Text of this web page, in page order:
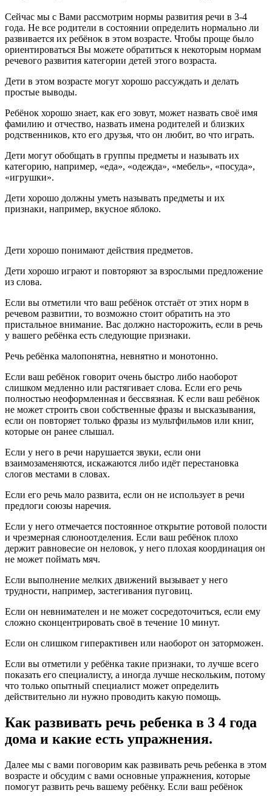
Сейчас мы с Вами рассмотрим нормы развития речи в 3-4
года. Не все родители в состоянии определить нормально ли
развивается их ребёнок в этом возрасте. Чтобы проще было
ориентироваться Вы можете обратиться к некоторым нормам
речевого развития категории детей этого возраста.
Дети в этом возрасте могут хорошо рассуждать и делать
простые выводы.
Ребёнок хорошо знает, как его зовут, может назвать своё имя
фамилию и отчество, назвать имена родителей и близких
родственников, кто его друзья, что он любит, во что играть.
Дети могут обобщать в группы предметы и называть их
категорию, например, «еда», «одежда», «мебель», «посуда»,
«игрушки».
Дети хорошо должны уметь называть предметы и их
признаки, например, вкусное яблоко.
Дети хорошо понимают действия предметов.
Дети хорошо играют и повторяют за взрослыми предложение
из слова.
Если вы отметили что ваш ребёнок отстаёт от этих норм в
речевом развитии, то возможно стоит обратить на это
пристальное внимание. Вас должно насторожить, если в речь
у вашего ребёнка есть следующие признаки.
Речь ребёнка малопонятна, невнятно и монотонно.
Если ваш ребёнок говорит очень быстро либо наоборот
слишком медленно или растягивает слова. Если его речь
полностью неоформленная и бессвязная. К если ваш ребёнок
не может строить свои собственные фразы и высказывания,
если он повторяет только фразы из мультфильмов или книг,
которые он ранее слышал.
Если у него в речи нарушается звуки, если они
взаимозаменяются, искажаются либо идёт перестановка
слогов местами в словах.
Если его речь мало развита, если он не использует в речи
предлоги союзы наречия.
Если у него отмечается постоянное открытие ротовой полости
и чрезмерная слюноотделения. Если ваш ребёнок плохо
держит равновесие он неловок, у него плохая координация он
не может поймать мяч.
Если выполнение мелких движений вызывает у него
трудности, например, застегивания пуговиц.
Если он невнимателен и не может сосредоточиться, если ему
сложно сконцентрировать своё в течение 10 минут.
Если он слишком гиперактивен или наоборот он заторможен.
Если вы отметили у ребёнка такие признаки, то лучше всего
показать его специалисту, а иногда лучше нескольким, потому
что только опытный специалист может определить
действительно ли нужно проводить какую помощь.
Как развивать речь ребенка в 3 4 года
дома и какие есть упражнения.
Далее мы с вами поговорим как развивать речь ребенка в этом
возрасте и обсудим с вами основные упражнения, которые
помогут развить речь вашему ребёнку. Если ваш ребёнок